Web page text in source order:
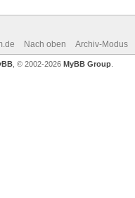
Nach oben Archiv-Modus
, © 2002-2026 MyBB Group